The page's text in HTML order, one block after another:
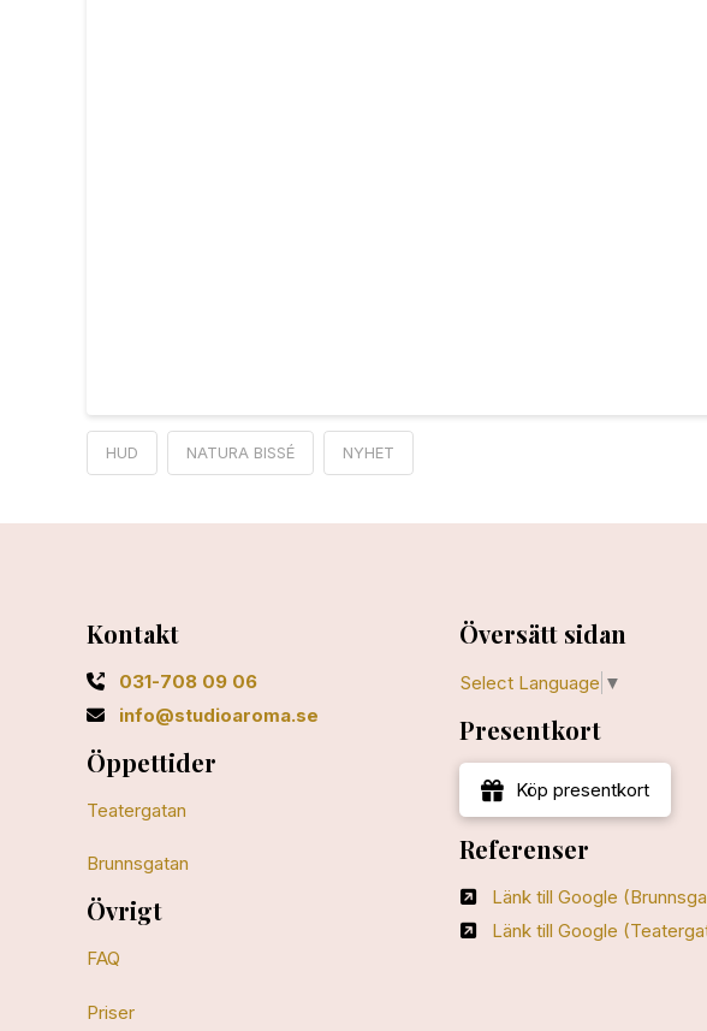
HUD NATURA BISSÉ NYHET
Kontakt
031-708 09 06
info@studioaroma.se
Öppettider
Teatergatan
Brunnsgatan
Övrigt
FAQ
Priser
Översätt sidan
Select Language ▼
Presentkort
Köp presentkort
Referenser
Länk till Google
Länk till Google